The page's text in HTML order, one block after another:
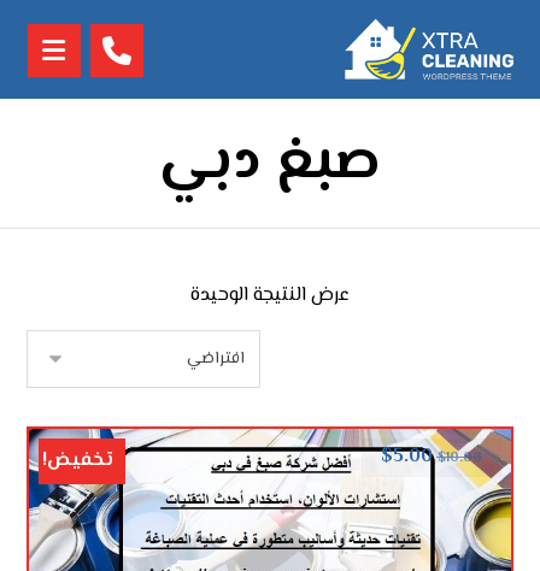
صبغ دبي
عرض النتيجة الوحيدة
$10.00
$5.00 تخفيض!